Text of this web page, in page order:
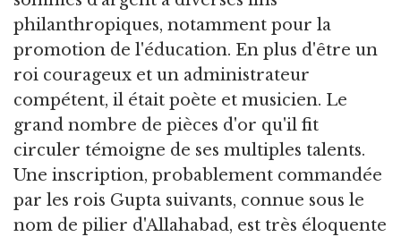
philanthropiques, notamment pour la
promotion de l'éducation. En plus d'être un
roi courageux et un administrateur
compétent, il était poète et musicien. Le
grand nombre de pièces d'or qu'il fit
circuler témoigne de ses multiples talents.
Une inscription, probablement commandée
par les rois Gupta suivants, connue sous le
nom de pilier d'Allahabad, est très éloquente